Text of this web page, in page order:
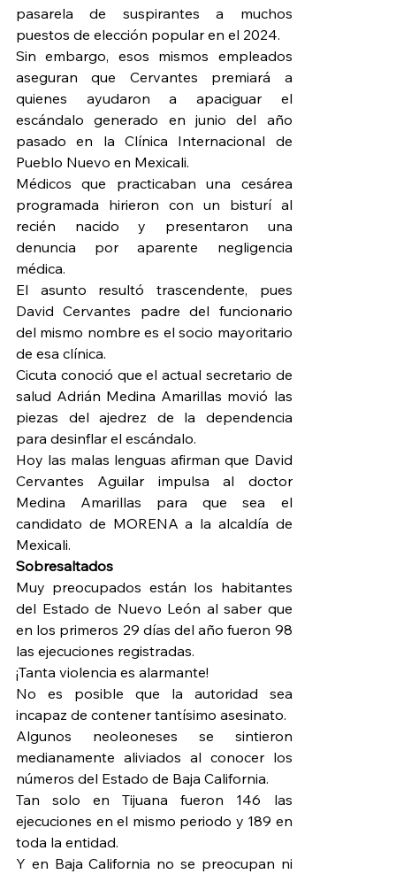
pasarela de suspirantes a muchos
puestos de elección popular en el 2024.
Sin embargo, esos mismos empleados
aseguran que Cervantes premiará a
quienes ayudaron a apaciguar el
escándalo generado en junio del año
pasado en la Clínica Internacional de
Pueblo Nuevo en Mexicali.
Médicos que practicaban una cesárea
programada hirieron con un bisturí al
recién nacido y presentaron una
denuncia por aparente negligencia
médica.
El asunto resultó trascendente, pues
David Cervantes padre del funcionario
del mismo nombre es el socio mayoritario
de esa clínica.
Cicuta conoció que el actual secretario de
salud Adrián Medina Amarillas movió las
piezas del ajedrez de la dependencia
para desinflar el escándalo.
Hoy las malas lenguas afirman que David
Cervantes Aguilar impulsa al doctor
Medina Amarillas para que sea el
candidato de MORENA a la alcaldía de
Mexicali.
Sobresaltados
Muy preocupados están los habitantes
del Estado de Nuevo León al saber que
en los primeros 29 días del año fueron 98
las ejecuciones registradas.
¡Tanta violencia es alarmante!
No es posible que la autoridad sea
incapaz de contener tantísimo asesinato.
Algunos neoleoneses se sintieron
medianamente aliviados al conocer los
números del Estado de Baja California.
Tan solo en Tijuana fueron 146 las
ejecuciones en el mismo periodo y 189 en
toda la entidad.
Y en Baja California no se preocupan ni